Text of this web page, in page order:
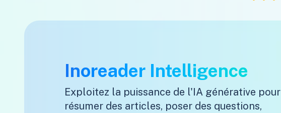
Inoreader Intelligence
Exploitez la puissance de l'IA générative pour
résumer des articles, poser des questions,